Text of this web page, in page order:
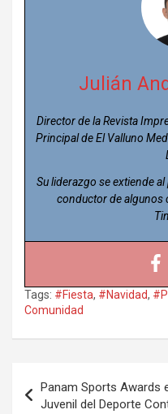
Julián
Director de la Revista
Principal de El Valluno
Su liderazgo se extiende
conductor de algunos
Tags: #Fiesta, #Navidad,
Comunidad
de
Panam Sports Awards
Juvenil del Deporte